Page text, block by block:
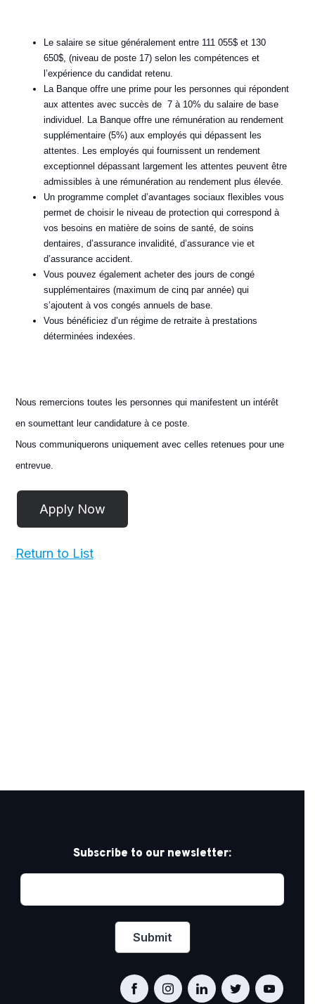
Le salaire se situe généralement entre 111 055$ et 130
650$, (niveau de poste 17) selon les compétences et
l’expérience du candidat retenu.
La Banque offre une prime pour les personnes qui répondent
aux attentes avec succès de 7 à 10% du salaire de base
individuel. La Banque offre une rémunération au rendement
supplémentaire (5%) aux employés qui dépassent les
attentes. Les employés qui fournissent un rendement
exceptionnel dépassant largement les attentes peuvent être
admissibles à une rémunération au rendement plus élevée.
Un programme complet d’avantages sociaux flexibles vous
permet de choisir le niveau de protection qui correspond à
vos besoins en matière de soins de santé, de soins
dentaires, d’assurance invalidité, d’assurance vie et
d’assurance accident.
Vous pouvez également acheter des jours de congé
supplémentaires (maximum de cinq par année) qui
s’ajoutent à vos congés annuels de base.
Vous bénéficiez d’un régime de retraite à prestations
déterminées indexées.
Nous remercions toutes les personnes qui manifestent un intérêt
en soumettant leur candidature à ce poste.
Nous communiquerons uniquement avec celles retenues pour une
entrevue.
Return to List
Subscribe to our newsletter: